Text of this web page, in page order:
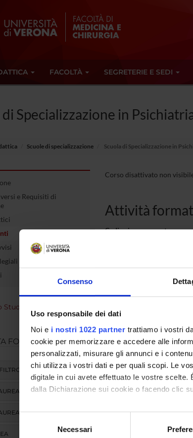
Consenso
Uso responsabile dei dati
Noi e i nostri 1022 partner trattiamo i vostri
cookie per memorizzare e accedere alle
personalizzati, misurare gli annunci e i
chi utilizza i vostri dati e per quali scopi. Le
digitale in cui avete effettuato le vostre
dalla Dichiarazione sui cookie o facendo clic
Con il tuo consenso, vorremmo anche:
raccogliere informazioni sulla tua
Selezione
Necessari
FACOLTÀ SEGRETERIE E SEDI
di Specializzazione in
Scuole di specializzazione Scuola di Specializzazione in
e Requisiti di
e di governo
Studenti Internazionali
FORMATIVA
MAGISTRALE
Corso disattivato non
Attività
Codice insegnamento
Lingua di erogazione
Sede
Periodo